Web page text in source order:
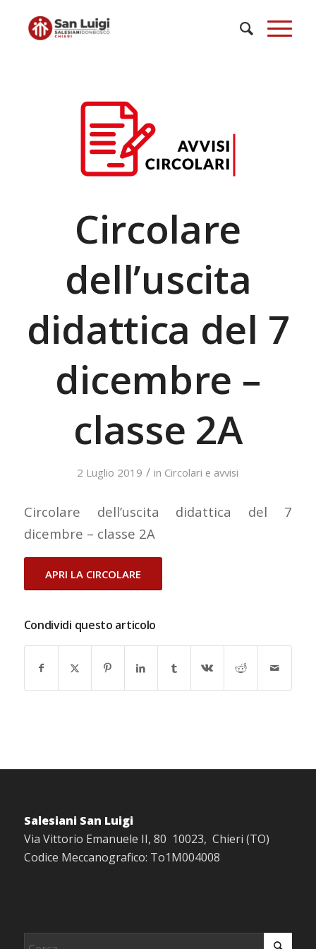
Circolare
dell’uscita
didattica del 7
dicembre –
classe 2A
2 Luglio 2019 / in Circolari e avvisi
Circolare dell’uscita didattica del 7
dicembre – classe 2A
APRI LA CIRCOLARE
Condividi questo articolo
Salesiani San Luigi
Via Vittorio Emanuele II, 80 10023, Chieri (TO)
Codice Meccanografico: To1M004008